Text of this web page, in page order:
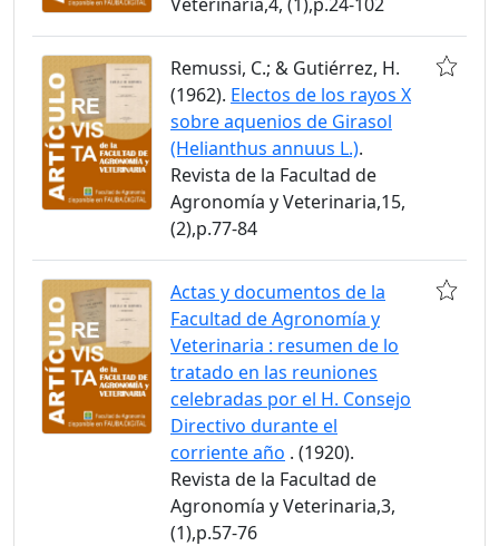
Remussi, C.; & Gutiérrez, H.
(1962). Electos de los rayos X
sobre aquenios de Girasol
(Helianthus annuus L.).
Revista de la Facultad de
Agronomía y Veterinaria,15,
(2),p.77-84
Actas y documentos de la
Facultad de Agronomía y
Veterinaria : resumen de lo
tratado en las reuniones
celebradas por el H. Consejo
Directivo durante el
corriente año . (1920).
Revista de la Facultad de
Agronomía y Veterinaria,3,
(1),p.57-76